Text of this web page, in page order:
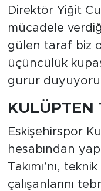
Direktör Yiğit
mücadele
gülen taraf biz
üçüncülük
gurur
KULÜPTEN
Eskişehirspor
hesabından
Takımı’nı,
çalışanlarını